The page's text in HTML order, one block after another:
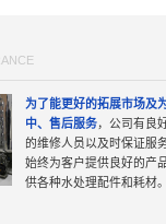
为了能更好的拓展市场及
中、售后服务，公司有良
的维修人员以及时保证服
始终为客户提供良好的产
供各种水处理配件和耗材。